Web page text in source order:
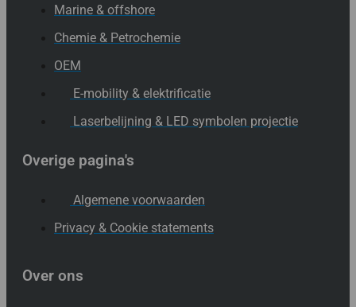
Marine & offshore
Chemie & Petrochemie
OEM
E-mobility & elektrificatie
Laserbelijning & LED symbolen projectie
Overige pagina's
Algemene voorwaarden
Privacy & Cookie statements
Over ons